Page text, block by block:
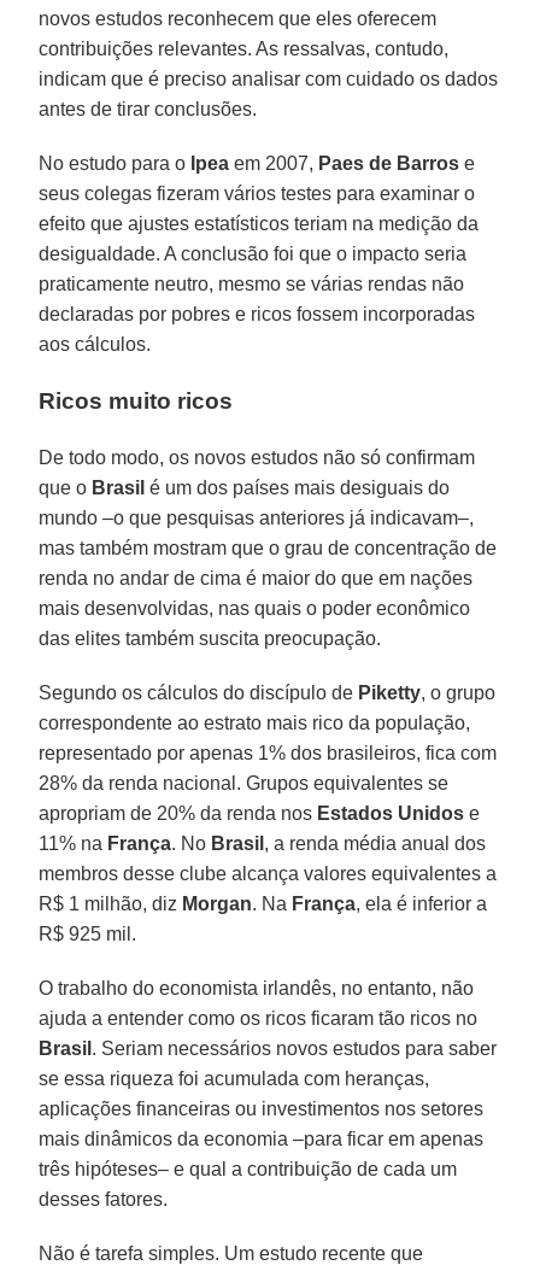
novos estudos reconhecem que eles oferecem
contribuições relevantes. As ressalvas, contudo,
indicam que é preciso analisar com cuidado os dados
antes de tirar conclusões.
No estudo para o Ipea em 2007, Paes de Barros e
seus colegas fizeram vários testes para examinar o
efeito que ajustes estatísticos teriam na medição da
desigualdade. A conclusão foi que o impacto seria
praticamente neutro, mesmo se várias rendas não
declaradas por pobres e ricos fossem incorporadas
aos cálculos.
Ricos muito ricos
De todo modo, os novos estudos não só confirmam
que o Brasil é um dos países mais desiguais do
mundo –o que pesquisas anteriores já indicavam–,
mas também mostram que o grau de concentração de
renda no andar de cima é maior do que em nações
mais desenvolvidas, nas quais o poder econômico
das elites também suscita preocupação.
Segundo os cálculos do discípulo de Piketty, o grupo
correspondente ao estrato mais rico da população,
representado por apenas 1% dos brasileiros, fica com
28% da renda nacional. Grupos equivalentes se
apropriam de 20% da renda nos Estados Unidos e
11% na França. No Brasil , a renda média anual dos
membros desse clube alcança valores equivalentes a
R$ 1 milhão, diz Morgan. Na França, ela é inferior a
R$ 925 mil.
O trabalho do economista irlandês, no entanto, não
ajuda a entender como os ricos ficaram tão ricos no
Brasil . Seriam necessários novos estudos para saber
se essa riqueza foi acumulada com heranças,
aplicações financeiras ou investimentos nos setores
mais dinâmicos da economia –para ficar em apenas
três hipóteses– e qual a contribuição de cada um
desses fatores.
Não é tarefa simples. Um estudo recente que